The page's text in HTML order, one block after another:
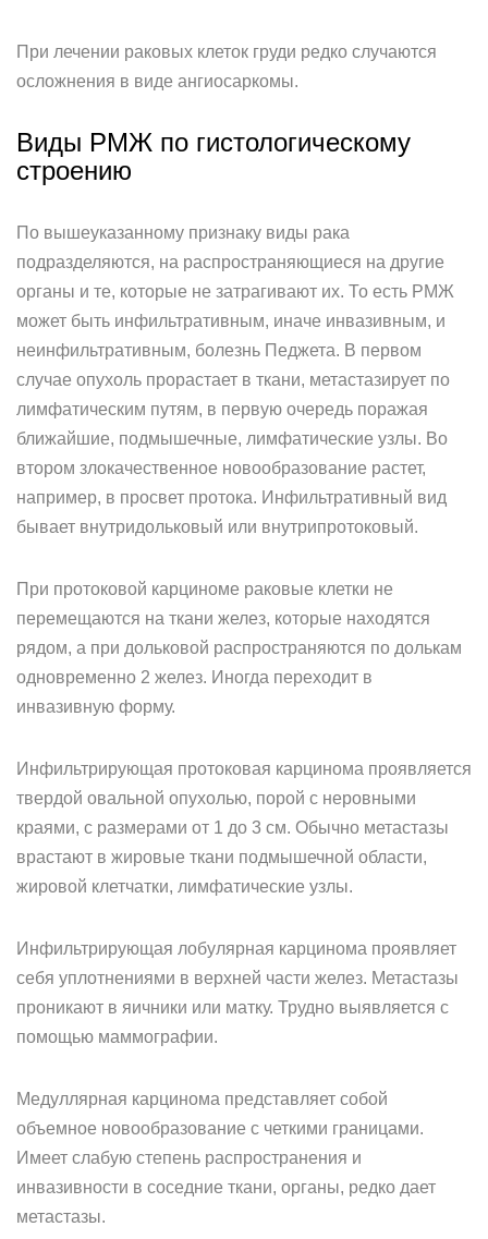
При лечении раковых клеток груди редко случаются
осложнения в виде ангиосаркомы.
Виды РМЖ по гистологическому
строению
По вышеуказанному признаку виды рака
подразделяются, на распространяющиеся на другие
органы и те, которые не затрагивают их. То есть РМЖ
может быть инфильтративным, иначе инвазивным, и
неинфильтративным, болезнь Педжета. В первом
случае опухоль прорастает в ткани, метастазирует по
лимфатическим путям, в первую очередь поражая
ближайшие, подмышечные, лимфатические узлы. Во
втором злокачественное новообразование растет,
например, в просвет протока. Инфильтративный вид
бывает внутридольковый или внутрипротоковый.
При протоковой карциноме раковые клетки не
перемещаются на ткани желез, которые находятся
рядом, а при дольковой распространяются по долькам
одновременно 2 желез. Иногда переходит в
инвазивную форму.
Инфильтрирующая протоковая карцинома проявляется
твердой овальной опухолью, порой с неровными
краями, с размерами от 1 до 3 см. Обычно метастазы
врастают в жировые ткани подмышечной области,
жировой клетчатки, лимфатические узлы.
Инфильтрирующая лобулярная карцинома проявляет
себя уплотнениями в верхней части желез. Метастазы
проникают в яичники или матку. Трудно выявляется с
помощью маммографии.
Медуллярная карцинома представляет собой
объемное новообразование с четкими границами.
Имеет слабую степень распространения и
инвазивности в соседние ткани, органы, редко дает
метастазы.